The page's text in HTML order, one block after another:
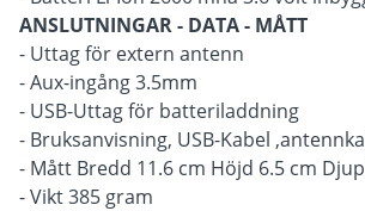
ANSLUTNINGAR - DATA - MÅTT
- Uttag för extern antenn
- Aux-ingång 3.5mm
- USB-Uttag för batteriladdning
- Bruksanvisning, USB-Kabel
- Mått Bredd 11.6 cm Höjd 6.5 cm
- Vikt 385 gram